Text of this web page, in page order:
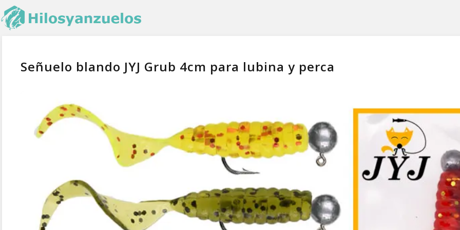
Señuelo blando JYJ Grub 4cm para lubina y perca